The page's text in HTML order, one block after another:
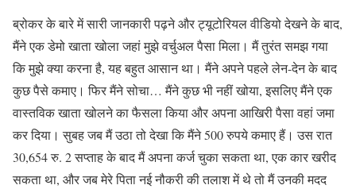
ब्रोकर के बारे में सारी जानकारी पढ़ने और ट्यूटोरियल वीडियो देखने के बाद,
मैंने एक डेमो खाता खोला जहां मुझे वर्चुअल पैसा मिला। मैं तुरंत समझ गया
कि मुझे क्या करना है, यह बहुत आसान था। मैंने अपने पहले लेन-देन के बाद
कुछ पैसे कमाए। फिर मैंने सोचा… मैंने कुछ भी नहीं खोया, इसलिए मैंने एक
वास्तविक खाता खोलने का फैसला किया और अपना आखिरी पैसा वहां जमा
कर दिया। सुबह जब मैं उठा तो देखा कि मैंने 500 रुपये कमाए हैं। उस रात
30,654 रु. 2 सप्ताह के बाद मैं अपना कर्ज चुका सकता था, एक कार खरीद
सकता था, और जब मेरे पिता नई नौकरी की तलाश में थे तो मैं उनकी मदद